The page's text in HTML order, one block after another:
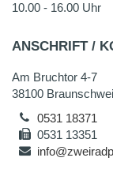
10.00 - 16.00 Uhr
ANSCHRIFT /
Am Bruchtor 4-7
38100
0531 18371
0531 13351